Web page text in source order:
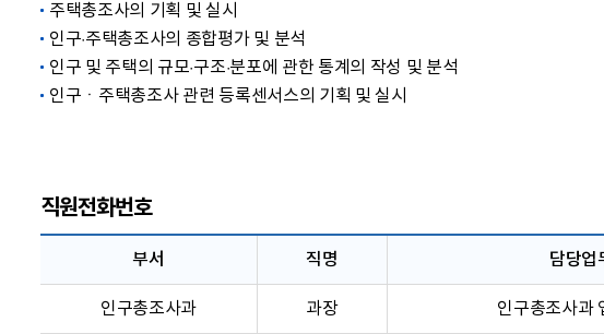
주택총조사의 기획 및 실시
인구·주택총조사의 종합평가 및 분석
인구 및 주택의 규모·구조·분포에 관한 통계의 작성 및 분석
인구ㆍ주택총조사 관련 등록센서스의 기획 및 실시
직원전화번호
부서 직명 담당업
인구총조사과 과장 인구총조사과